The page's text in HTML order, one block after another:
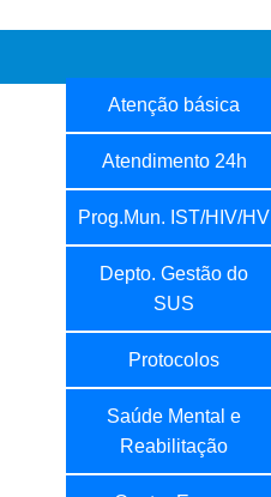
Atenção básica
Atendimento 24h
Prog.Mun. IST/HIV/HV
Depto. Gestão do
SUS
Protocolos
Saúde Mental e
Reabilitação